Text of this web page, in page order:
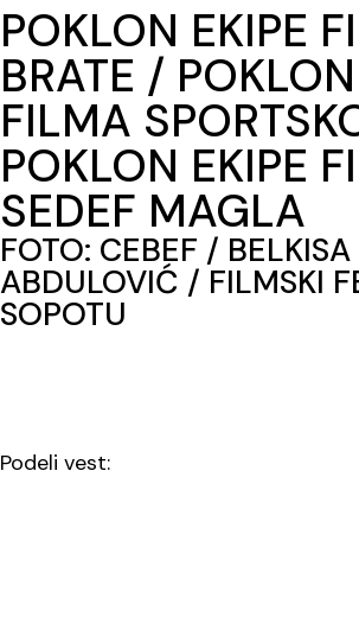
POKLON EKIPE
BRATE /
FILMA
POKLON EKIPE
SEDEF MAGLA
FOTO: CEBEF /
ABDULOVIĆ / FILMSKI
SOPOTU
Podeli vest: